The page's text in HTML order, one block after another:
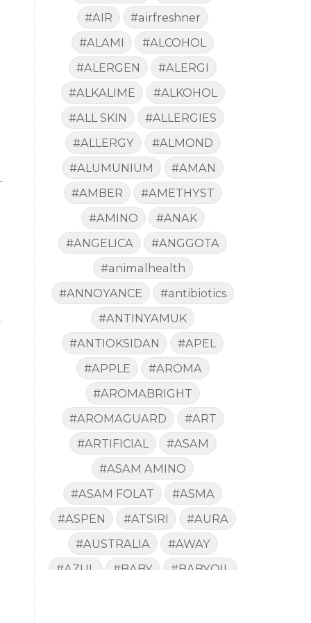
#AIR
#airfreshner
#ALAMI
#ALCOHOL
#ALERGEN
#ALERGI
#ALKALIME
#ALKOHOL
#ALL SKIN
#ALLERGIES
#ALLERGY
#ALMOND
#ALUMUNIUM
#AMAN
#AMBER
#AMETHYST
#AMINO
#ANAK
#ANGELICA
#ANGGOTA
#animalhealth
#ANNOYANCE
#antibiotics
#ANTINYAMUK
#ANTIOKSIDAN
#APEL
#APPLE
#AROMA
#AROMABRIGHT
#AROMAGUARD
#ART
#ARTIFICIAL
#ASAM
#ASAM AMINO
#ASAM FOLAT
#ASMA
#ASPEN
#ATSIRI
#AURA
#AUSTRALIA
#AWAY
#AZUL
#BABY
#BABYOIL